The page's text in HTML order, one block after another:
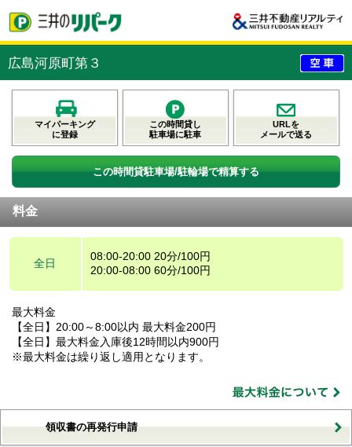
広島河原町第３
マイパーキング
に登録
この時間貸し
駐車場に駐車
URLを
メールで送る
この時間貸駐車場/駐輪場で精算する
料金
全日
08:00-20:00 20分/100円
20:00-08:00 60分/100円
最大料金
【全日】20:00～8:00以内 最大料金200円
【全日】最大料金入庫後12時間以内900円
※最大料金は繰り返し適用となります。
領収書の再発行申請